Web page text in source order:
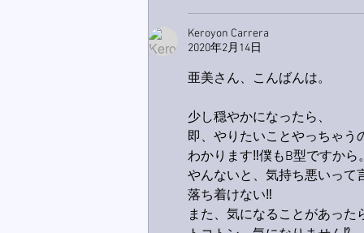
Keroyon Carrera
2020年2月14日
亜美さん、こんばんは。
少し穏やかになったら、
即、やりたいことやっちゃう
わかります‼️僕もB型ですから。
やんないと、気持ち悪いって
落ち着けない‼️
また、気になることがあった